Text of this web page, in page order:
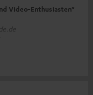
Video-Enthusiasten“